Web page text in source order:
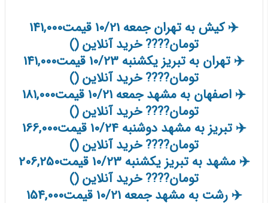
✈️ کیش به تهران جمعه 10/21 قیمت141,000
تومان???? خرید آنلاین ()
✈️ تهران به تبریز یکشنبه 10/23 قیمت141,000
تومان???? خرید آنلاین ()
✈️ اصفهان به مشهد جمعه 10/21 قیمت181,000
تومان???? خرید آنلاین ()
✈️ تبریز به مشهد دوشنبه 10/24 قیمت166,000
تومان???? خرید آنلاین ()
✈️ مشهد به تبریز یکشنبه 10/23 قیمت206,250
تومان???? خرید آنلاین ()
✈️ رشت به مشهد جمعه 10/21 قیمت154,000